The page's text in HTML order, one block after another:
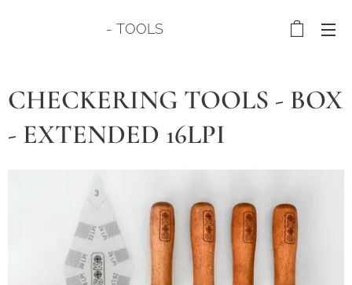
- TOOLS
CHECKERING TOOLS - BOX
- EXTENDED 16LPI